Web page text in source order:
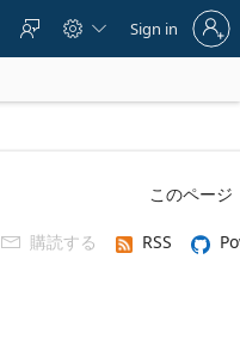
  
to
account
Sign in
このページ
 購読する RSS